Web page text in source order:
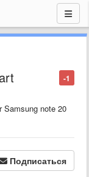
-1
Samsung note 20
Подписаться